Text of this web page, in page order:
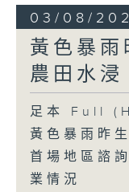
03/08/
黃色暴
農田水浸
足本 Full
黃色暴雨昨
首場地區諮
業情況